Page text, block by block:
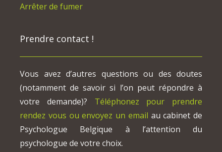
Arrêter de fumer
Prendre contact !
Vous avez d’autres questions ou des doutes
(notamment de savoir si l’on peut répondre à
votre demande)? Téléphonez pour prendre
rendez vous ou envoyez un email au cabinet de
Psychologue Belgique à l’attention du
psychologue de votre choix.